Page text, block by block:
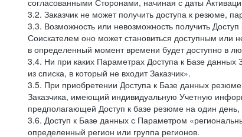
согласованными Сторонами, начиная с даты
3.2. Заказчик не может получить доступа к резюме,
3.3. Возможность или невозможность получить
Соискателем оно может становиться доступным или
в определенный момент времени будет доступно в
3.4. Ни при каких Параметрах Доступа к Базе
из списка, в который не входит Заказчик».
3.5. При приобретении Доступа к Базе данных
Заказчика, имеющий индивидуальную Учетную
предполагающей Доступ к базе резюме на один
3.6. Доступ к Базе данных с Параметром
определенный регион или группа регионов.